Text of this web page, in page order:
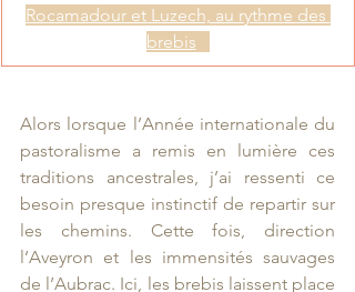
Rocamadour et Luzech, au rythme des
brebis
Alors lorsque l’Année internationale du
pastoralisme a remis en lumière ces
traditions ancestrales, j’ai ressenti ce
besoin presque instinctif de repartir sur
les chemins. Cette fois, direction
l’Aveyron et les immensités sauvages
de l’Aubrac. Ici, les brebis laissent place